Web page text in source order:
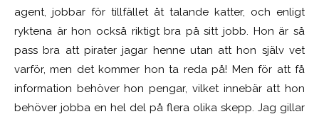
agent, jobbar för tillfället åt talande katter, och enligt
ryktena är hon också riktigt bra på sitt jobb. Hon är så
pass bra att pirater jagar henne utan att hon själv vet
varför, men det kommer hon ta reda på! Men för att få
information behöver hon pengar, vilket innebär att hon
behöver jobba en hel del på flera olika skepp. Jag gillar